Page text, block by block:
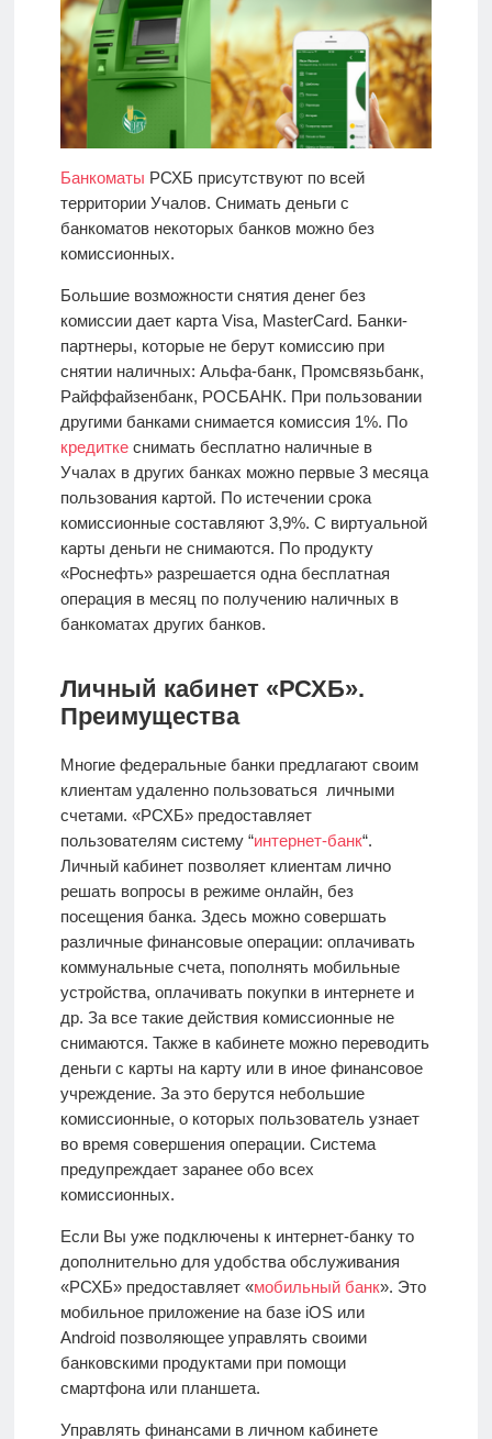
Банкоматы РСХБ присутствуют по всей
территории Учалов. Снимать деньги с
банкоматов некоторых банков можно без
комиссионных.
Большие возможности снятия денег без
комиссии дает карта Visa, MasterCard. Банки-
партнеры, которые не берут комиссию при
снятии наличных: Альфа-банк, Промсвязьбанк,
Райффайзенбанк, РОСБАНК. При пользовании
другими банками снимается комиссия 1%. По
кредиткеснимать бесплатно наличные в
Учалах в других банках можно первые 3 месяца
пользования картой. По истечении срока
комиссионные составляют 3,9%. С виртуальной
карты деньги не снимаются. По продукту
«Роснефть» разрешается одна бесплатная
операция в месяц по получению наличных в
банкоматах других банков.
Личный кабинет «РСХБ».
Преимущества
Многие федеральные банки предлагают своим
клиентам удаленно пользоваться личными
счетами. «РСХБ» предоставляет
пользователям систему “интернет-банк“.
Личный кабинет позволяет клиентам лично
решать вопросы в режиме онлайн, без
посещения банка. Здесь можно совершать
различные финансовые операции: оплачивать
коммунальные счета, пополнять мобильные
устройства, оплачивать покупки в интернете и
др. За все такие действия комиссионные не
снимаются. Также в кабинете можно переводить
деньги с карты на карту или в иное финансовое
учреждение. За это берутся небольшие
комиссионные, о которых пользователь узнает
во время совершения операции. Система
предупреждает заранее обо всех
комиссионных.
Если Вы уже подключены к интернет-банку то
дополнительно для удобства обслуживания
«РСХБ» предоставляет «мобильный банк». Это
мобильное приложение на базе iOS или
Android позволяющее управлять своими
банковскими продуктами при помощи
смартфона или планшета.
Управлять финансами в личном кабинете